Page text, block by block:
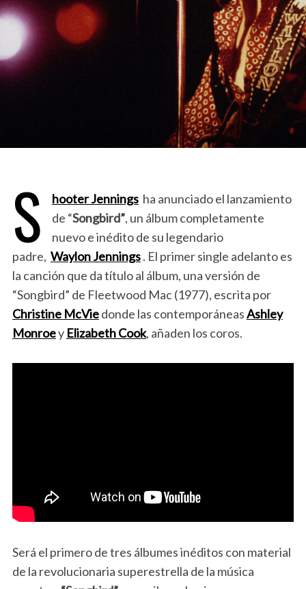
S hooter Jenningsha anunciado el lanzamiento
de “Songbird”, un álbum completamente
nuevo e inédito de su legendario
padre, Waylon Jennings. El primer single adelanto es
la canción que da título al álbum, una versión de
“Songbird” de Fleetwood Mac (1977), escrita por
Christine McViedonde las contemporáneasAshley
Monroey Elizabeth Cook, añaden los coros.
Será el primero de tres álbumes inéditos con material
de la revolucionaria superestrella de la música